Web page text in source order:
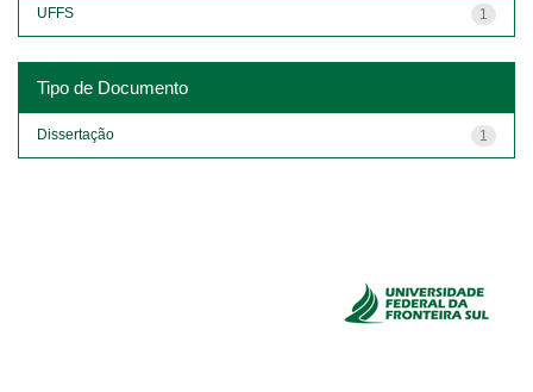
1
UFFS
Tipo de Documento
1
Dissertação